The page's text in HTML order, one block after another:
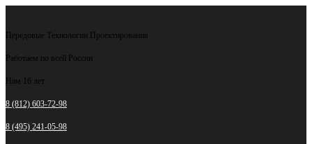
к Передовые Технологии Проектирования
Работаем по всей России
Нам 16 лет
8 (812) 603-72-98
8 (495) 241-05-98